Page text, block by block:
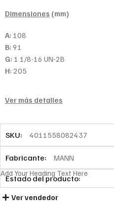
Dimensiones (mm)
A: 108
B: 91
G: 1 1/8-16 UN-2B
H: 205
Ver más detalles
SKU: 4011558082437
Fabricante: MANN
Estado del producto:
Add Your Heading Text Here
Ver vendedor